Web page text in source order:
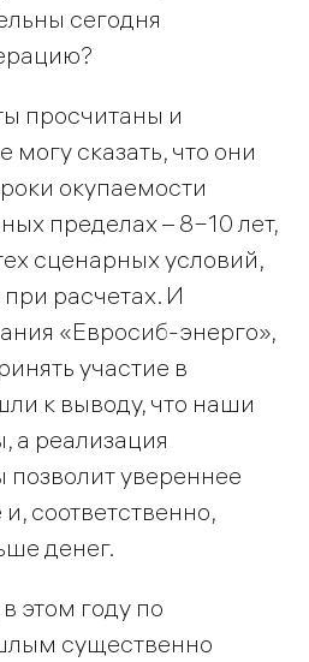
сегодня
просчитаны и
могу сказать, что они
окупаемости
пределах – 8−10 лет,
сценарных условий,
расчетах. И
«Евросиб-энерго»,
участие в
к выводу, что наши
а реализация
увереннее
соответственно,
денег.
этом году по
существенно